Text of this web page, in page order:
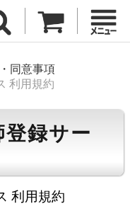
同意事項
利用規約
録サー
利用規約